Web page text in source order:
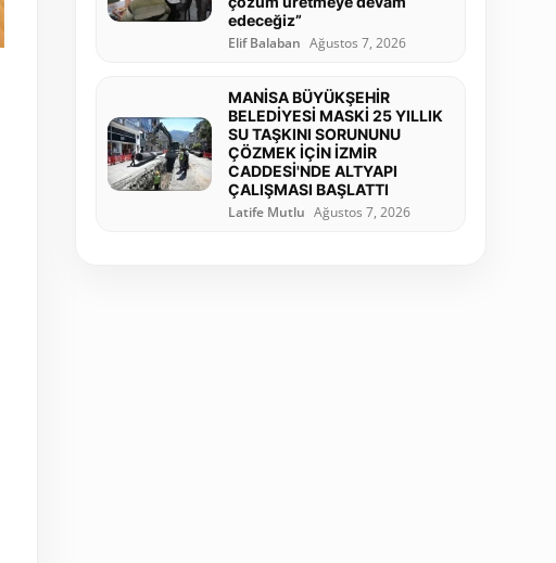
edeceğiz”
Elif Balaban Ağustos 7, 2026
MANİSA BÜYÜKŞEHİR
BELEDİYESİ MASKİ 25 YILLIK
SU TAŞKINI SORUNUNU
ÇÖZMEK İÇİN İZMİR
CADDESİ'NDE ALTYAPI
ÇALIŞMASI BAŞLATTI
Latife Mutlu Ağustos 7, 2026